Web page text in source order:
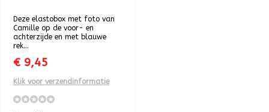
Deze elastobox met foto van
Camille op de voor- en
achterzijde en met blauwe
rek...
€ 9,45
Klik voor verzendinformatie